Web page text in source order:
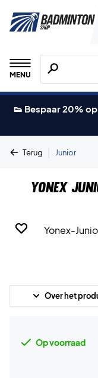
MENU
Zoeken
👟 Bespaar 20%
Terug | Junior
Yonex
Over het
Op voorraad